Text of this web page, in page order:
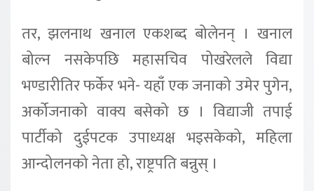
तर, झलनाथ खनाल एकशब्द बोलेनन् । खनाल
बोल्न नसकेपछि महासचिव पोखरेलले विद्या
भण्डारीतिर फर्केर भने- यहाँ एक जनाको उमेर पुगेन,
अर्कोजनाको वाक्य बसेको छ । विद्याजी तपाई
पार्टीको दुईपटक उपाध्यक्ष भइसकेको, महिला
आन्दोलनको नेता हो, राष्ट्रपति बन्नुस् ।